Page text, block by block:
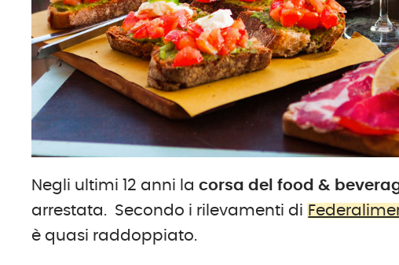
Negli ultimi 12 anni lacorsa del food &
arrestata. Secondo i rilevamenti di
è quasi raddoppiato.